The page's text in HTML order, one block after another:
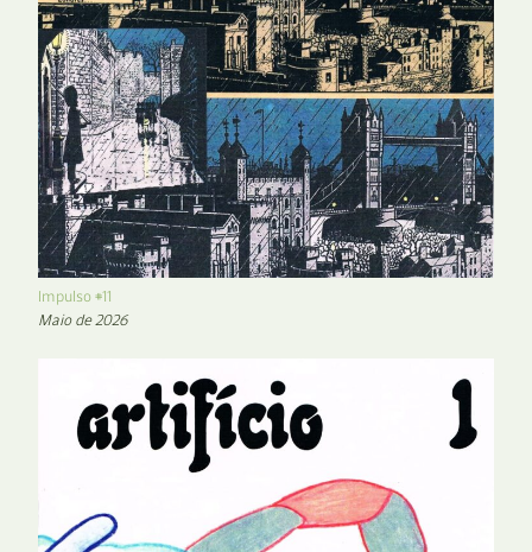
Impulso #11
Maio de 2026